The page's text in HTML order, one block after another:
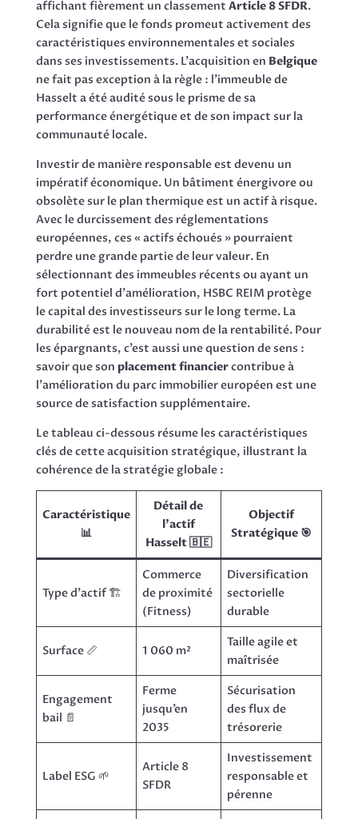
affichant fièrement un classement Article 8 SFDR.
Cela signifie que le fonds promeut activement des
caractéristiques environnementales et sociales
dans ses investissements. L’acquisition en Belgique
ne fait pas exception à la règle : l’immeuble de
Hasselt a été audité sous le prisme de sa
performance énergétique et de son impact sur la
communauté locale.
Investir de manière responsable est devenu un
impératif économique. Un bâtiment énergivore ou
obsolète sur le plan thermique est un actif à risque.
Avec le durcissement des réglementations
européennes, ces « actifs échoués » pourraient
perdre une grande partie de leur valeur. En
sélectionnant des immeubles récents ou ayant un
fort potentiel d’amélioration, HSBC REIM protège
le capital des investisseurs sur le long terme. La
durabilité est le nouveau nom de la rentabilité. Pour
les épargnants, c’est aussi une question de sens :
savoir que son placement financiercontribue à
l’amélioration du parc immobilier européen est une
source de satisfaction supplémentaire.
Le tableau ci-dessous résume les caractéristiques
clés de cette acquisition stratégique, illustrant la
cohérence de la stratégie globale :
Caractéristique
📊
Détail de
l’actif
Hasselt 🇧🇪
Objectif
Stratégique 🎯
Type d’actif 🏗️
Commerce
de proximité
(Fitness)
Diversification
sectorielle
durable
Surface 📏 1 060 m²
Taille agile et
maîtrisée
Engagement
bail 📄
Ferme
jusqu’en
2035
Sécurisation
des flux de
trésorerie
Label ESG 🌱
Article 8
SFDR
Investissement
responsable et
pérenne